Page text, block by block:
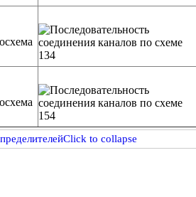
Click to collapse